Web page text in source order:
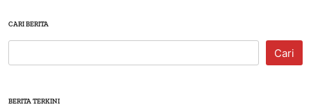
CARI BERITA
Cari
BERITA TERKINI